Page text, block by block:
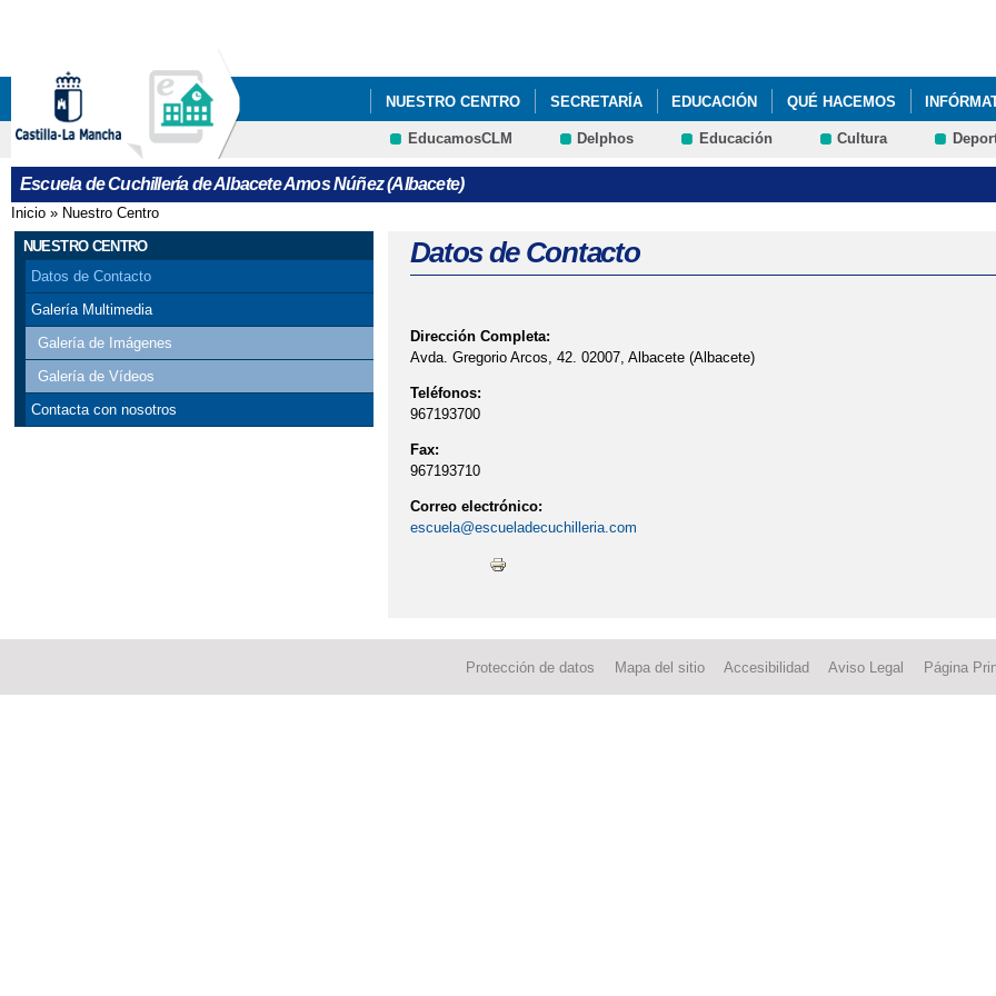
NUESTRO CENTRO SECRETARÍA EDUCACIÓN QUÉ HACEMOS
EducamosCLM Delphos Educación Cultura
Escuela de Cuchillería de Albacete Amos Núñez (Albacete)
Se encuentra usted aquí
Inicio » Nuestro Centro
NUESTRO CENTRO
Datos de Contacto
Galería Multimedia
Galería de Imágenes
Galería de Vídeos
Contacta con nosotros
Datos de Contacto
Dirección Completa:
Avda. Gregorio Arcos, 42. 02007, Albacete (Albacete)
Teléfonos:
967193700
Fax:
967193710
Correo electrónico:
escuela@escueladecuchilleria.com
Protección de datos Mapa del sitio Accesibilidad Aviso Legal Página